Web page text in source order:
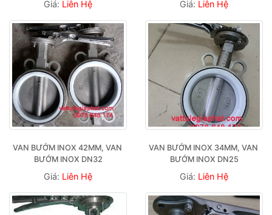
Giá: Liên Hệ Giá: Liên Hệ
VAN BƯỚM INOX 42MM, VAN
BƯỚM INOX DN32
Giá: Liên Hệ
VAN BƯỚM INOX 34MM, VAN
BƯỚM INOX DN25
Giá: Liên Hệ